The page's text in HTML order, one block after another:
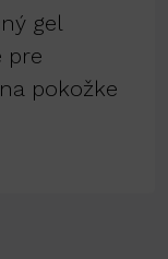
gel
pre
pokožke